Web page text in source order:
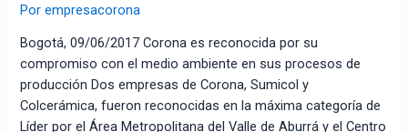
Porempresacorona
Bogotá, 09/06/2017 Corona es reconocida por su
compromiso con el medio ambiente en sus procesos de
producción Dos empresas de Corona, Sumicol y
Colcerámica, fueron reconocidas en la máxima categoría de
Líder por el Área Metropolitana del Valle de Aburrá y el Centro